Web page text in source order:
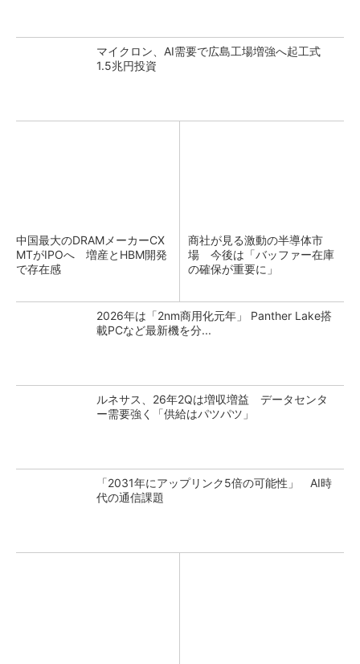
マイクロン、AI需要で広島工場増強へ起工式
1.5兆円投資
中国最大のDRAMメーカーCX
MTがIPOへ 増産とHBM開発
で存在感
商社が見る激動の半導体市
場 今後は「バッファー在庫
の確保が重要に」
2026年は「2nm商用化元年」 Panther Lake搭
載PCなど最新機を分...
ルネサス、26年2Qは増収増益 データセンタ
ー需要強く「供給はパツパツ」
「2031年にアップリンク5倍の可能性」 AI時
代の通信課題